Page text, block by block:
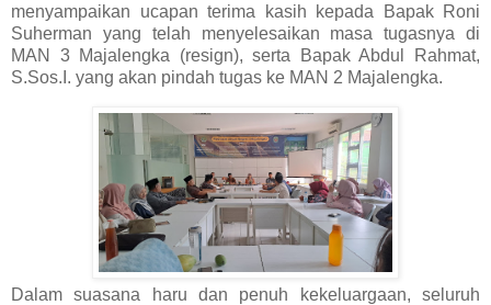
menyampaikan ucapan terima kasih kepada Bapak Roni
Suherman yang telah menyelesaikan masa tugasnya di
MAN 3 Majalengka (resign), serta
Bapak Abdul Rahmat,
S.Sos.I. yang akan pindah tugas ke MAN 2 Majalengka.
Dalam suasana haru dan penuh kekeluargaan, seluruh